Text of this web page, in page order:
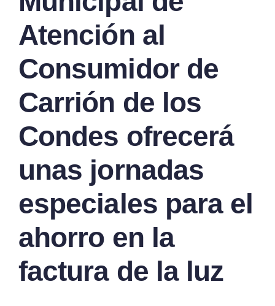
Atención al
Consumidor de
Carrión de los
Condes ofrecerá
unas jornadas
especiales para el
ahorro en la
factura de la luz